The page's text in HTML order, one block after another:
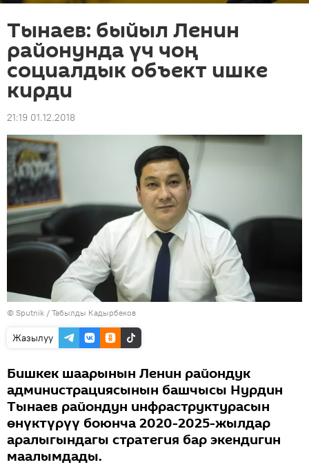
Тынаев: быйыл Ленин
районунда үч чоң
социалдык объект ишке
кирди
21:19 01.12.2018
© Sputnik / Табылды Кадырбеков
Жазылуу
Бишкек шаарынын Ленин райондук
администрациясынын башчысы Нурдин
Тынаев райондун инфраструктурасын
өнүктүрүү боюнча 2020-2025-жылдар
аралыгындагы стратегия бар экендигин
маалымдады.